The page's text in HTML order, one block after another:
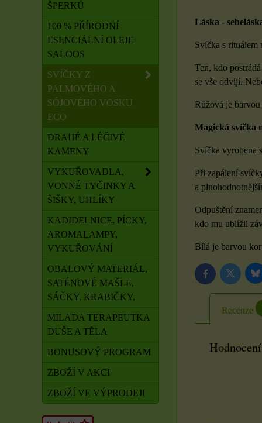
Láska -
Svíčka s rituálem
Ten, kdo
se vše odvíjí.
Růžová je
Magická svíčka
Svíčka vyrobena
Při zapálení
a
Odpuštění
kdo mu ublížil
Bílá je barvou
FacebookTwitter
Recenze
ŠPERKŮ
100 % PŘÍRODNÍ
ESENCIÁLNÍ OLEJE
SALOOS
SVÍČKY Z
PALMOVÉHO A
SÓJOVÉHO VOSKU
ECO
DRAHÉ A LÉČIVÉ
KAMENY
VYKUŘOVADLA,
VONNÉ TYČINKY A
ŠIŠKY, UHLÍKY
KADIDELNICE, PÍCKY,
AROMALAMPY,
VYKUŘOVÁNÍ
OBALOVÝ MATERIÁL,
SATÉNOVÉ MAŠLE,
SÁČKY, KRABIČKY,
MILADA TERAPEUTKA
DUŠE A TĚLA
BONUSOVÝ PROGRAM
ZBOŽÍ V AKCI
ZBOŽÍ VE VÝPRODEJI